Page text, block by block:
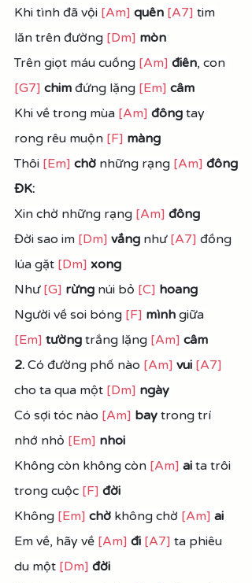
Khi tình đã vội [Am] quên [A7] tim
lăn trên đường [Dm] mòn
Trên giọt máu cuồng [Am] điên, con
[G7] chim đứng lặng [Em] câm
Khi về trong mùa [Am] đông tay
rong rêu muộn [F] màng
Thôi [Em] chờ những rạng [Am] đông
ĐK:
Xin chờ những rạng [Am] đông
Đời sao im [Dm] vắng như [A7] đồng
lúa gặt [Dm] xong
Như [G] rừng núi bỏ [C] hoang
Người về soi bóng [F] mình giữa
[Em] tường trắng lặng [Am] câm
2. Có đường phố nào [Am] vui [A7]
cho ta qua một [Dm] ngày
Có sợi tóc nào [Am] bay trong trí
nhớ nhỏ [Em] nhoi
Không còn không còn [Am] ai ta trôi
trong cuộc [F] đời
Không [Em] chờ không chờ [Am] ai
Em về, hãy về [Am] đi [A7] ta phiêu
du một [Dm] đời